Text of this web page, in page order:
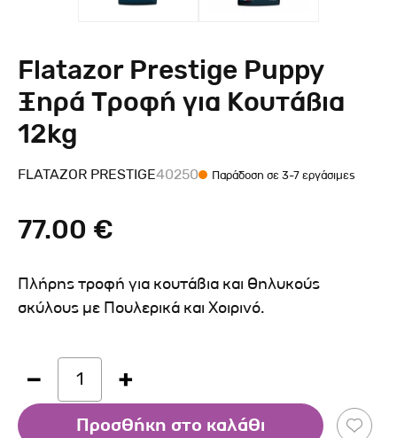
Flatazor Prestige Puppy
Ξηρά Τροφή για Κουτάβια
12kg
FLATAZOR PRESTIGE40250 Παράδοση σε 3-7 εργάσιμες
77.00 €
Πλήρης τροφή για κουτάβια και θηλυκούς
σκύλους με Πουλερικά και Χοιρινό.
1
Προσθήκη στο καλάθι